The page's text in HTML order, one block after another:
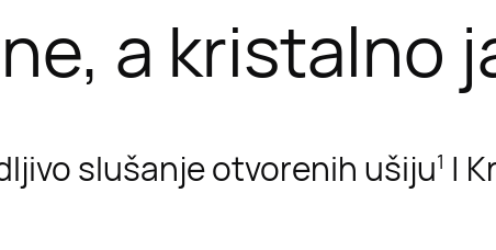
a kristalno
slušanje otvorenih ušiju1 |